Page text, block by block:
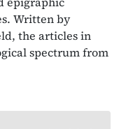
Written by
the articles in
spectrum from